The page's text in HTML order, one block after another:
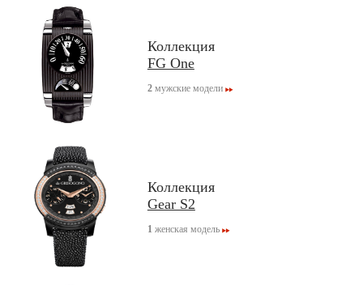
Коллекция
FG One
2мужские модели
Коллекция
Gear S2
1женская модель